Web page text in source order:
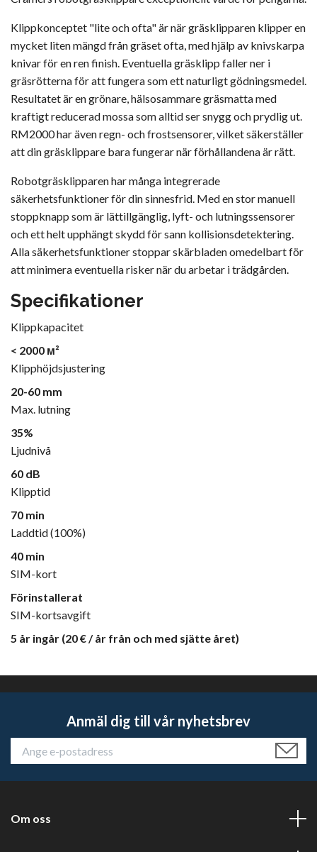
Klippkonceptet "lite och ofta" är när gräsklipparen klipper en
mycket liten mängd från gräset ofta, med hjälp av knivskarpa
knivar för en ren finish. Eventuella gräsklipp faller ner i
gräsrötterna för att fungera som ett naturligt gödningsmedel.
Resultatet är en grönare, hälsosammare gräsmatta med
kraftigt reducerad mossa som alltid ser snygg och prydlig ut.
RM2000 har även regn- och frostsensorer, vilket säkerställer
att din gräsklippare bara fungerar när förhållandena är rätt.
Robotgräsklipparen har många integrerade
säkerhetsfunktioner för din sinnesfrid. Med en stor manuell
stoppknapp som är lättillgänglig, lyft- och lutningssensorer
och ett helt upphängt skydd för sann kollisionsdetektering.
Alla säkerhetsfunktioner stoppar skärbladen omedelbart för
att minimera eventuella risker när du arbetar i trädgården.
Specifikationer
Klippkapacitet
< 2000 м²
Klipphöjdsjustering
20-60 mm
Max. lutning
35%
Ljudnivå
60 dB
Klipptid
70 min
Laddtid (100%)
40 min
SIM-kort
Förinstallerat
SIM-kortsavgift
5 år ingår (20 € / år från och med sjätte året)
Anmäl dig till vår nyhetsbrev
Om oss